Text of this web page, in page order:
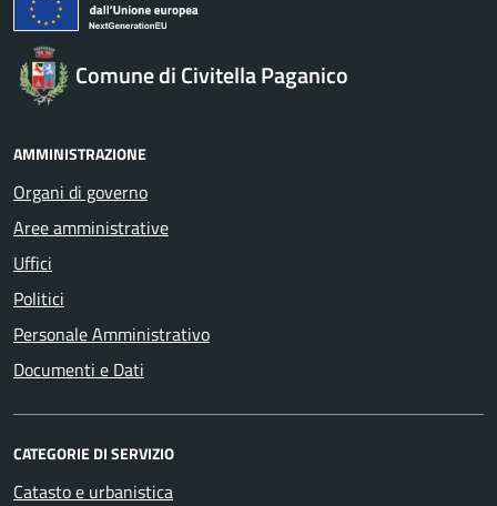
Comune di Civitella Paganico
AMMINISTRAZIONE
Organi di governo
Aree amministrative
Uffici
Politici
Personale Amministrativo
Documenti e Dati
CATEGORIE DI SERVIZIO
Catasto e urbanistica